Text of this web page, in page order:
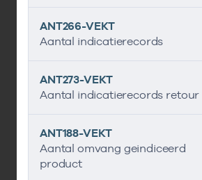
ANT266-VEKT
Aantal indicatierecords
ANT273-VEKT
Aantal indicatierecords retour
ANT188-VEKT
Aantal omvang geindiceerd
product